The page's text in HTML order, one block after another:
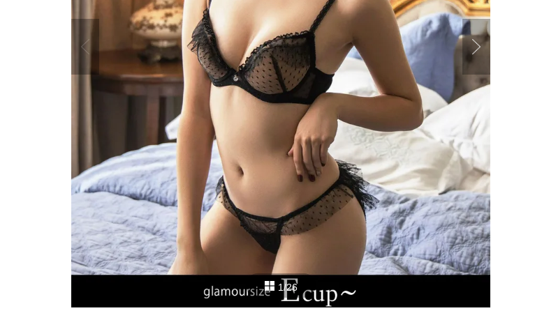
1/26